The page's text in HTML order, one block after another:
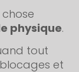
physique.
tout
et